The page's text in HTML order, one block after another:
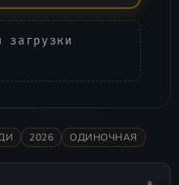
загрузки
2026
ОДИНОЧНАЯ